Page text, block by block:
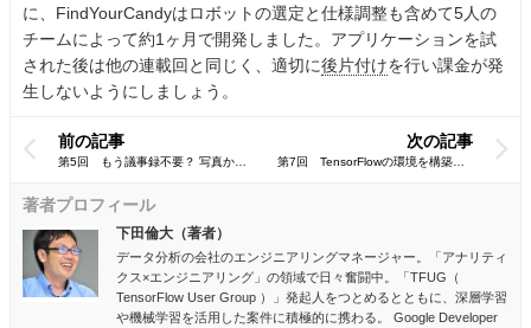
に、FindYourCandyはロボットの選定と仕様調整も含めて5人の
チームによって約1ヶ月で開発しました。アプリケーションを試
された後は他の連載回と同じく、適切に後片付けを行い課金が発
生しないようにしましょう。
次の記事
前の記事
著者プロフィール
下田倫大（著者）
データ分析の会社のエンジニアリングマネージャー。「アナリティ
クス×エンジニアリング」の領域で日々奮闘中。「TFUG（
TensorFlow User Group ）」発起人をつとめるとともに、深層学習
や機械学習を活用した案件に積極的に携わる。 Google Developer